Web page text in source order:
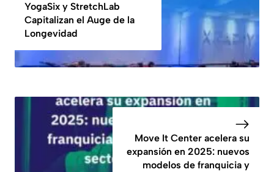
YogaSix y StretchLab
Capitalizan el Auge de la
Longevidad
Move It Center acelera su
expansión en 2025: nuevos
modelos de franquicia y